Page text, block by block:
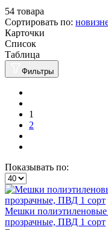
54 товара
Сортировать по:
Карточки
Список
Таблица
Фильтры
1
2
Показывать по:
Мешки полиэтиленовые
прозрачные, ПВД 1 сорт